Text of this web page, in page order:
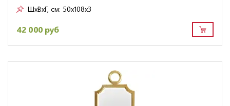
ШxВxГ, см: 50x108x3
42 000 руб